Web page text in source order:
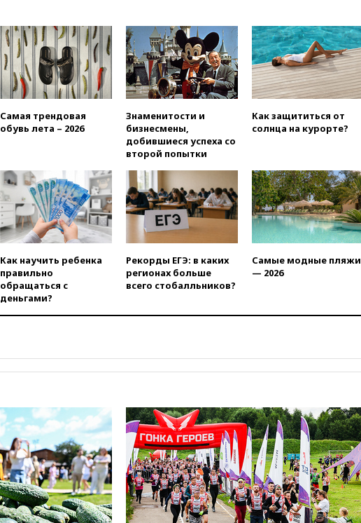
5 введен в эксплуатацию
15:35
Два человека погибли
при атаках дронов ВСУ в
Брянской области
15:15
В половине штатов США
зафиксирована вспышка
сальмонеллеза
14:57
размере €800 млрд
14:49
Пентагон озаботился
критикой Трампа по поводу
дефицита боеприпасов
В Германии задержан
оборонном предприятии
14:21
13:58Медведев назвал
Японию вассалом США
13:45 В Петербурге достроили
новый тоннель зеленой ветки
метро
13:38В эфире «Радиостанции
Судного дня» прозвучали три
Самая трендовая
обувь лета – 2026
Знаменитости и
бизнесмены,
добившиеся успеха со
второй попытки
Как защититься от
солнца на курорте?
Как научить ребенка
правильно
обращаться с
деньгами?
Рекорды ЕГЭ: в каких
регионах больше
всего стобалльников?
Самые модные пляжи
— 2026